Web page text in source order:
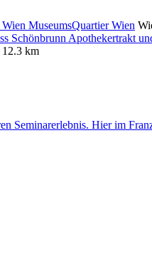
MuseumsQuartier Wien
12.3 km